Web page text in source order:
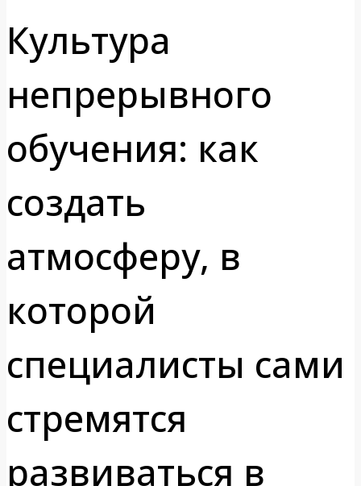
Культура
непрерывного
обучения: как
создать
атмосферу, в
которой
специалисты сами
стремятся
развиваться в